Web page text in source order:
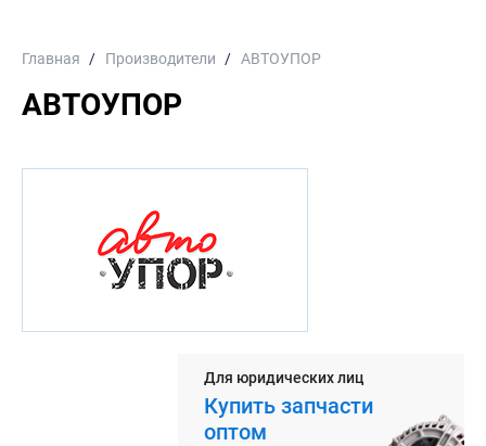
Главная Производители АВТОУПОР
АВТОУПОР
Для юридических лиц
Купить запчасти
оптом